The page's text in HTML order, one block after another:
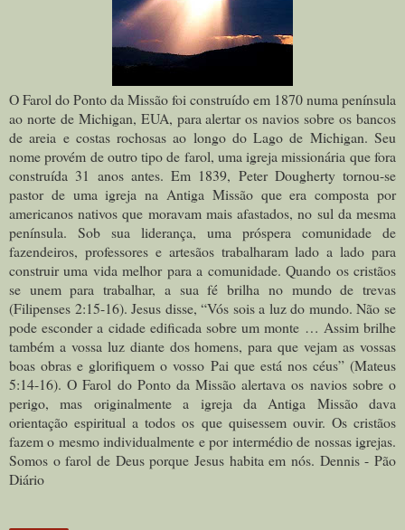
O Farol do Ponto da Missão foi construído em 1870 numa península
ao norte de Michigan, EUA, para alertar os navios sobre os bancos
de areia e costas rochosas ao longo do Lago de Michigan. Seu
nome provém de outro tipo de farol, uma igreja missionária que fora
construída 31 anos antes. Em 1839, Peter Dougherty tornou-se
pastor de uma igreja na Antiga Missão que era composta por
americanos nativos que moravam mais afastados, no sul da mesma
península. Sob sua liderança, uma próspera comunidade de
fazendeiros, professores e artesãos trabalharam lado a lado para
construir uma vida melhor para a comunidade. Quando os cristãos
se unem para trabalhar, a sua fé brilha no mundo de trevas
(Filipenses 2:15-16). Jesus disse, “Vós sois a luz do mundo. Não se
pode esconder a cidade edificada sobre um monte … Assim brilhe
também a vossa luz diante dos homens, para que vejam as vossas
boas obras e glorifiquem o vosso Pai que está nos céus” (Mateus
5:14-16). O Farol do Ponto da Missão alertava os navios sobre o
perigo, mas originalmente a igreja da Antiga Missão dava
orientação espiritual a todos os que quisessem ouvir. Os cristãos
fazem o mesmo individualmente e por intermédio de nossas igrejas.
Somos o farol de Deus porque Jesus habita em nós. Dennis - Pão
Diário